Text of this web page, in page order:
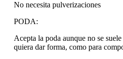
No necesita pulverizaciones
PODA:
Acepta la poda aunque no se
quiera dar forma, como para